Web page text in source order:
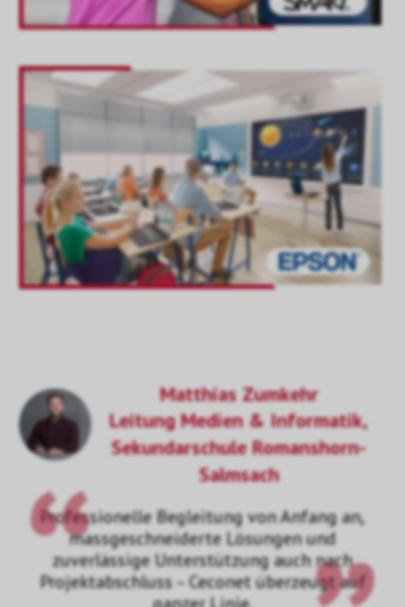
Matthias Zumkehr
Leitung Medien & Informatik,
Sekundarschule Romanshorn-
Salmsach
Professionelle Begleitung von Anfang an,
massgeschneiderte Lösungen und
zuverlässige Unterstützung auch nach
Projektabschluss – Ceconet überzeugt auf